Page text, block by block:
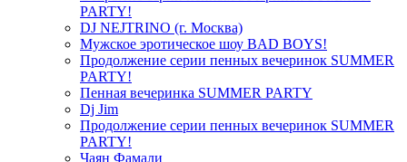
PARTY!
DJ NEJTRINO (г. Москва)
Мужское эротическое шоу BAD BOYS!
Продолжение серии пенных вечеринок SUMMER
PARTY!
Пенная вечеринка SUMMER PARTY
Dj Jim
Продолжение серии пенных вечеринок SUMMER
PARTY!
Чаян Фамали